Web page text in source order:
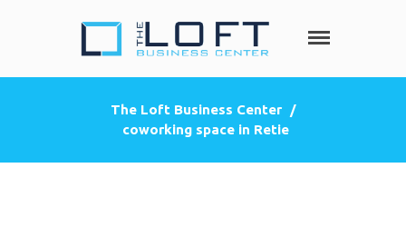
HOME
DIENSTEN
The Loft
Business
co-working
space, een
The Loft Business Center
/
coworking space in Retie